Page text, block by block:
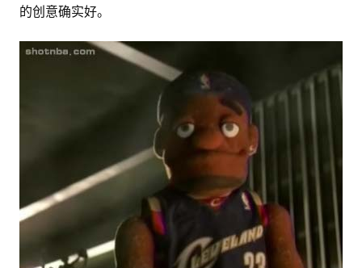
的创意确实好。